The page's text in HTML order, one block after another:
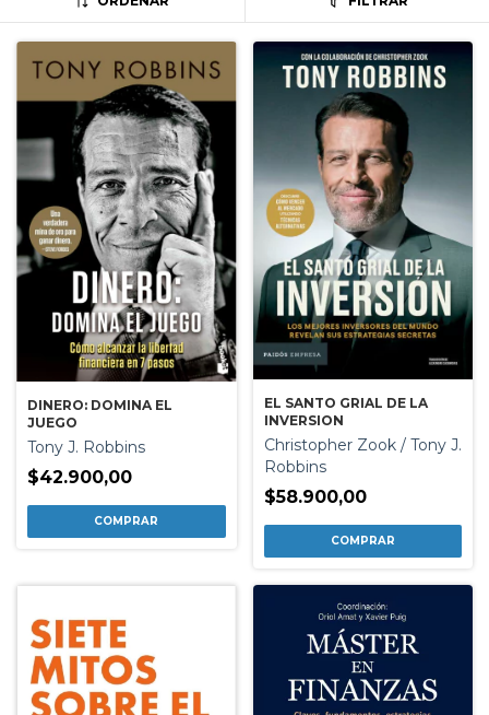
DINERO: DOMINA EL
JUEGO
Tony J. Robbins
$42.900,00
EL SANTO GRIAL DE LA
INVERSION
Christopher Zook / Tony J.
Robbins
$58.900,00